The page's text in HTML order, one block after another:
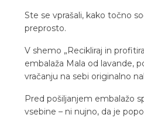
Ste se vprašali, kako točno
preprosto.
V shemo „Recikliraj in
embalaža Mala od lavande,
vračanju na sebi originalno
Pred pošiljanjem embalažo
vsebine – ni nujno, da je